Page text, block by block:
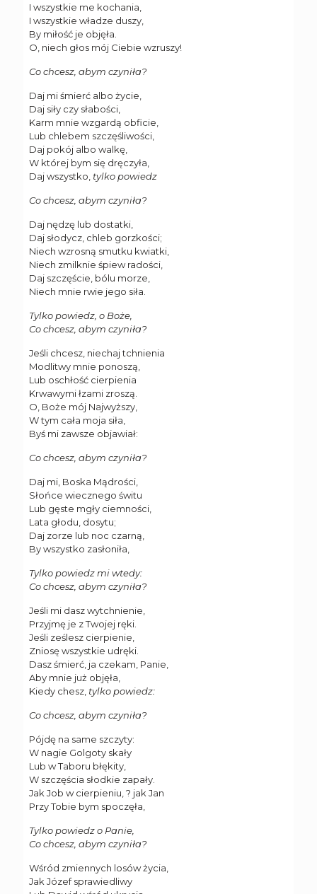
I wszystkie me kochania,
I wszystkie władze duszy,
By miłość je objęła.
O, niech głos mój Ciebie wzruszy!
Co chcesz, abym czyniła?
Daj mi śmierć albo życie,
Daj siły czy słabości,
Karm mnie wzgardą obficie,
Lub chlebem szczęśliwości,
Daj pokój albo walkę,
W której bym się dręczyła,
Daj wszystko, tylko powiedz
Co chcesz, abym czyniła?
Daj nędzę lub dostatki,
Daj słodycz, chleb gorzkości;
Niech wzrosną smutku kwiatki,
Niech zmilknie śpiew radości,
Daj szczęście, bólu morze,
Niech mnie rwie jego siła.
Tylko powiedz, o Boże,
Co chcesz, abym czyniła?
Jeśli chcesz, niechaj tchnienia
Modlitwy mnie ponoszą,
Lub oschłość cierpienia
Krwawymi łzami zroszą.
O, Boże mój Najwyższy,
W tym cała moja siła,
Byś mi zawsze objawiał:
Co chcesz, abym czyniła?
Daj mi, Boska Mądrości,
Słońce wiecznego świtu
Lub gęste mgły ciemności,
Lata głodu, dosytu;
Daj zorze lub noc czarną,
By wszystko zasłoniła,
Tylko powiedz mi wtedy:
Co chcesz, abym czyniła?
Jeśli mi dasz wytchnienie,
Przyjmę je z Twojej ręki.
Jeśli ześlesz cierpienie,
Zniosę wszystkie udręki.
Dasz śmierć, ja czekam, Panie,
Aby mnie już objęła,
Kiedy chesz, tylko powiedz:
Co chcesz, abym czyniła?
Pójdę na same szczyty:
W nagie Golgoty skały
Lub w Taboru błękity,
W szczęścia słodkie zapały.
Jak Job w cierpieniu, ? jak Jan
Przy Tobie bym spoczęła,
Tylko powiedz o Panie,
Co chcesz, abym czyniła?
Wśród zmiennych losów życia,
Jak Józef sprawiedliwy